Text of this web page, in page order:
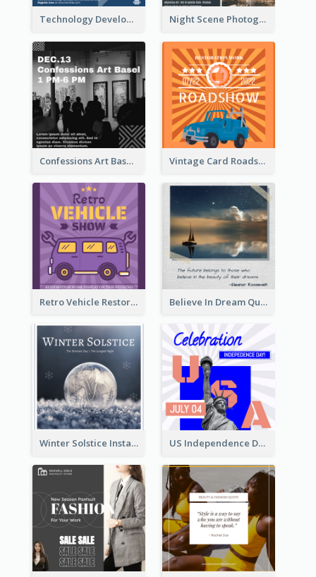
Technology Development Conference Instagram Post Night Scene Photography Exhibition Instagram Post
Confessions Art Basel Instagram Post Vintage Card Roadshow Instagram Post
Retro Vehicle Restoration Instagram Post Believe In Dream Quote Instagram Post
Winter Solstice Instagram Post US Independence Day Instagram Post